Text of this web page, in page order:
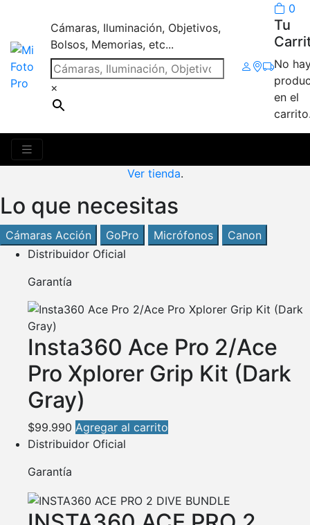
Cámaras, Iluminación, Objetivos,
Bolsos, Memorias, etc...
×
0
Tu
No
en el
Tu Carrito
Ver tienda.
Lo que necesitas
Cámaras Acción GoPro Micrófonos
Canon
Distribuidor Oficial
Garantía
Insta360 Ace Pro 2/Ace
Pro Xplorer Grip Kit (Dark
Gray)
$99.990 Agregar al carrito
Distribuidor Oficial
Garantía